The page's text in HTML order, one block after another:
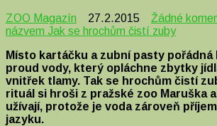
ZOO Magazín 27.2.2015 Žádné
názvem Jak se hrochům čistí zuby
Místo kartáčku a zubní pasty pořádná
proud vody, který opláchne zbytky
vnitřek tlamy. Tak se hrochům čistí
rituál si hroši z pražské zoo Maruška
užívají, protože je voda zároveň
jazyku.